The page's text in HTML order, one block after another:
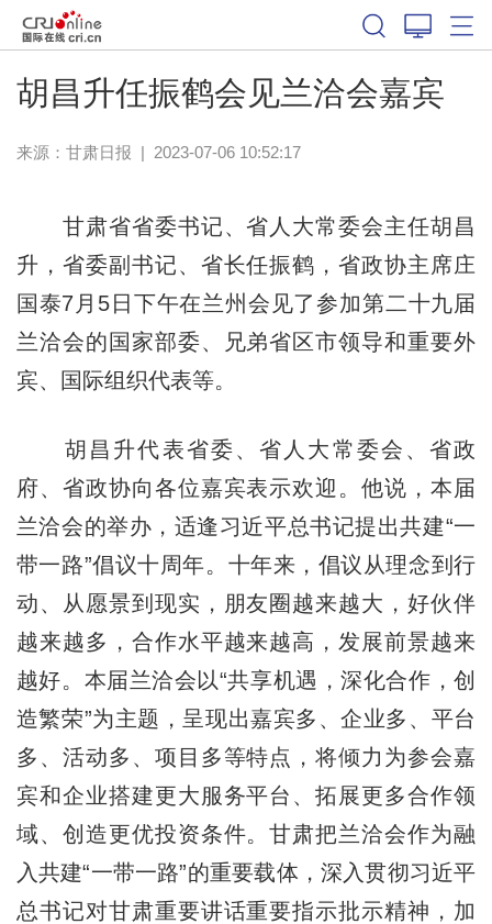
胡昌升任振鹤会见兰洽会嘉宾
来源： 甘肃日报 | 2023-07-06 10:52:17
甘肃省省委书记、省人大常委会主任胡昌
升，省委副书记、省长任振鹤，省政协主席庄
国泰7月5日下午在兰州会见了参加第二十九届
兰洽会的国家部委、兄弟省区市领导和重要外
宾、国际组织代表等。
胡昌升代表省委、省人大常委会、省政
府、省政协向各位嘉宾表示欢迎。他说，本届
兰洽会的举办，适逢习近平总书记提出共建“一
带一路”倡议十周年。十年来，倡议从理念到行
动、从愿景到现实，朋友圈越来越大，好伙伴
越来越多，合作水平越来越高，发展前景越来
越好。本届兰洽会以“共享机遇，深化合作，创
造繁荣”为主题，呈现出嘉宾多、企业多、平台
多、活动多、项目多等特点，将倾力为参会嘉
宾和企业搭建更大服务平台、拓展更多合作领
域、创造更优投资条件。甘肃把兰洽会作为融
入共建“一带一路”的重要载体，深入贯彻习近平
总书记对甘肃重要讲话重要指示批示精神，加